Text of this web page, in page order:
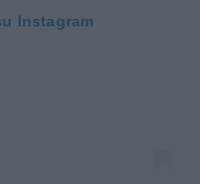
Instagram